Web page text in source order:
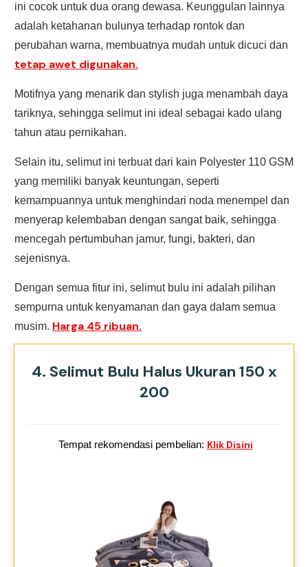
ini cocok untuk dua orang dewasa. Keunggulan lainnya
adalah ketahanan bulunya terhadap rontok dan
perubahan warna, membuatnya mudah untuk dicuci dan
tetap awet digunakan.
Motifnya yang menarik dan stylish juga menambah daya
tariknya, sehingga selimut ini ideal sebagai kado ulang
tahun atau pernikahan.
Selain itu, selimut ini terbuat dari kain Polyester 110 GSM
yang memiliki banyak keuntungan, seperti
kemampuannya untuk menghindari noda menempel dan
menyerap kelembaban dengan sangat baik, sehingga
mencegah pertumbuhan jamur, fungi, bakteri, dan
sejenisnya.
Dengan semua fitur ini, selimut bulu ini adalah pilihan
sempurna untuk kenyamanan dan gaya dalam semua
musim. Harga 45 ribuan.
4. Selimut Bulu Halus Ukuran 150 x
200
Tempat rekomendasi pembelian: Klik Disini